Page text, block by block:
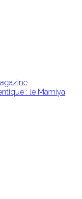
: le Mamiya